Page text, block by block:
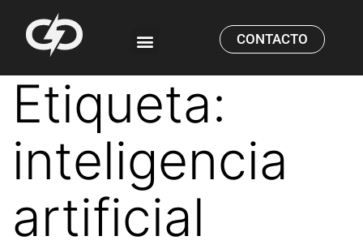
CONTACTO
Etiqueta:
inteligencia
artificial